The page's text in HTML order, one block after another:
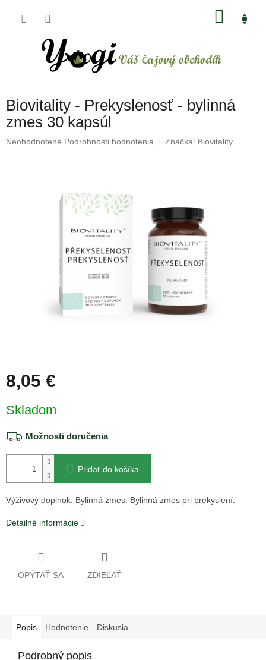
Biovitality - Prekyslenosť - bylinná
zmes 30 kapsúl
Priemerné
Neohodnotené Podrobnosti hodnotenia Značka: Biovitality
8,05 €
cena:
Skladom
Možnosti doručenia
Pridať do košíka
Výživový doplnok. Bylinná zmes. Bylinná zmes pri prekyslení.
Detailné informácie
OPÝTAŤ SA ZDIEĽAŤ
Popis Hodnotenie Diskusia
Podrobný popis